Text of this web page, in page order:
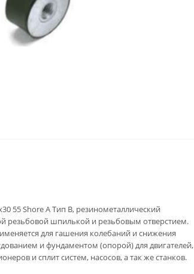
55 Shore A Тип B, резинометаллический
резьбовой шпилькой и резьбовым отверстием.
для гашения колебаний и снижения
и фундаментом (опорой) для двигателей,
и сплит систем, насосов, а так же станков.